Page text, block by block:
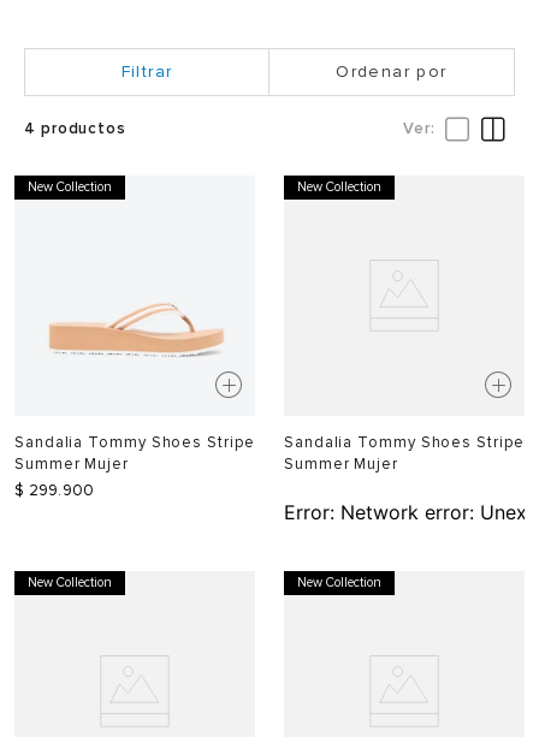
Ordenar por
4 productos
New Collection
Sandalia Tommy Shoes Stripe
Summer Mujer
$ 299.900
New Collection
Sandalia Tommy Shoes Stripe
Summer Mujer
Error: Network error:
New Collection New Collection